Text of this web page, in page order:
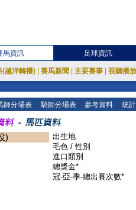
馬資訊 足球資訊
(越洋轉播) 賽馬新聞 主要賽事 視聽播
師分場表 騎師分場表 參考資料 統
)
出生地
毛色 / 性別
進口類別
總獎金*
冠-亞-季-總出賽次數*